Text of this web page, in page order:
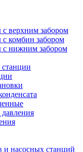
верхним забором
комбин забором
нижним забором
и насосных станций